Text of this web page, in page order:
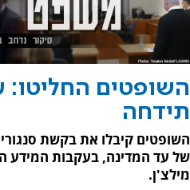
השופטים החליטו:
תידחה
השופטים קיבלו את בקשת
של עד המדינה, בעקבות
מילצ'ן.